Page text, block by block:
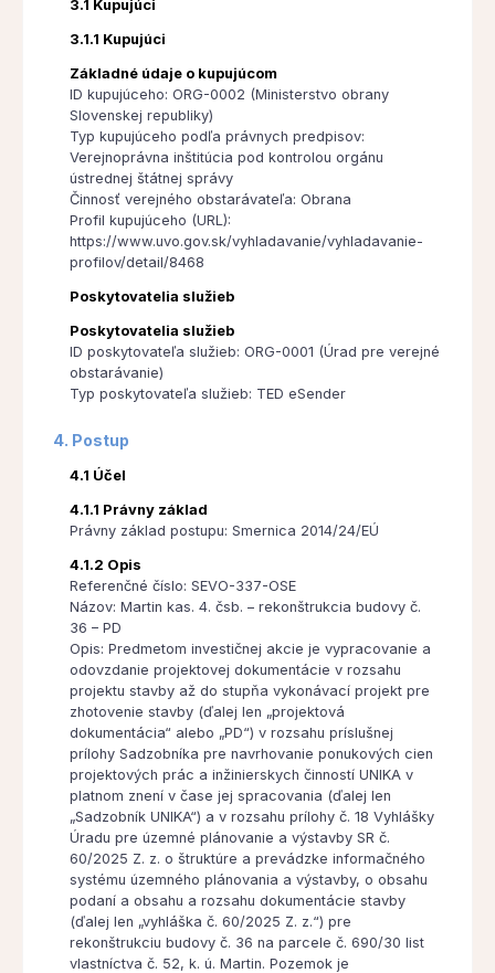
3.1 Kupujúci
3.1.1 Kupujúci
Základné údaje o kupujúcom
ID kupujúceho: ORG-0002 (Ministerstvo obrany
Slovenskej republiky)
Typ kupujúceho podľa právnych predpisov:
Verejnoprávna inštitúcia pod kontrolou orgánu
ústrednej štátnej správy
Činnosť verejného obstarávateľa: Obrana
Profil kupujúceho (URL):
https://www.uvo.gov.sk/vyhladavanie/vyhladavanie-
profilov/detail/8468
Poskytovatelia služieb
Poskytovatelia služieb
ID poskytovateľa služieb: ORG-0001 (Úrad pre verejné
obstarávanie)
Typ poskytovateľa služieb: TED eSender
4. Postup
4.1 Účel
4.1.1 Právny základ
Právny základ postupu: Smernica 2014/24/EÚ
4.1.2 Opis
Referenčné číslo: SEVO-337-OSE
Názov: Martin kas. 4. čsb. – rekonštrukcia budovy č.
36 – PD
Opis: Predmetom investičnej akcie je vypracovanie a
odovzdanie projektovej dokumentácie v rozsahu
projektu stavby až do stupňa vykonávací projekt pre
zhotovenie stavby (ďalej len „projektová
dokumentácia“ alebo „PD“) v rozsahu príslušnej
prílohy Sadzobníka pre navrhovanie ponukových cien
projektových prác a inžinierskych činností UNIKA v
platnom znení v čase jej spracovania (ďalej len
„Sadzobník UNIKA“) a v rozsahu prílohy č. 18 Vyhlášky
Úradu pre územné plánovanie a výstavby SR č.
60/2025 Z. z. o štruktúre a prevádzke informačného
systému územného plánovania a výstavby, o obsahu
podaní a obsahu a rozsahu dokumentácie stavby
(ďalej len „vyhláška č. 60/2025 Z. z.“) pre
rekonštrukciu budovy č. 36 na parcele č. 690/30 list
vlastníctva č. 52, k. ú. Martin. Pozemok je